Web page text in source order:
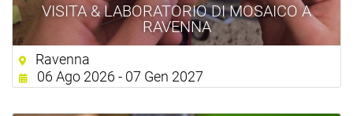
VISITA & LABORATORIO DI MOSAICO A
RAVENNA
Ravenna
06 Ago 2026 - 07 Gen 2027